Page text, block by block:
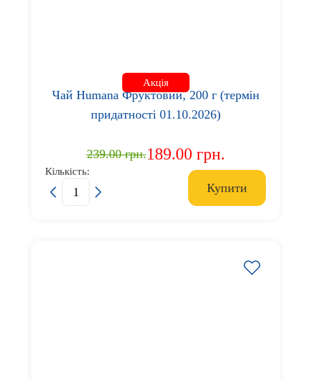
Акція
Чай Humana Фруктовий, 200 г (термін
придатності 01.10.2026)
239.00 грн.189.00 грн.
Кількість:
Купити